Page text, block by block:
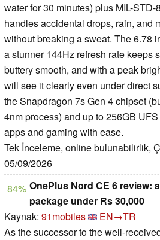
water for 30 minutes) plus MIL-
handles accidental drops, rain, and
without breaking a sweat. The 6.78
a stunner 144Hz refresh rate keeps
buttery smooth, and with a peak
will see it clearly even under direct
the Snapdragon 7s Gen 4 chipset
4nm process) and up to 256GB
apps and gaming with ease.
Tek İnceleme, online bulunabilirlik,
05/09/2026
84% OnePlus Nord CE 6 review:
package under Rs 30,000
Kaynak: 91mobiles
EN→TR
As the successor to the well-